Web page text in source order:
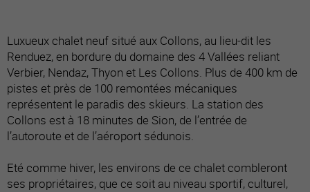
Luxueux chalet neuf situé aux Collons, au lieu-dit les
Renduez, en bordure du domaine des 4 Vallées reliant
Verbier, Nendaz, Thyon et Les Collons. Plus de 400 km de
pistes et près de 100 remontées mécaniques
représentent le paradis des skieurs. La station des
Collons est à 18 minutes de Sion, de l’entrée de
l’autoroute et de l’aéroport sédunois.
Eté comme hiver, les environs de ce chalet combleront
ses propriétaires, que ce soit au niveau sportif, culturel,